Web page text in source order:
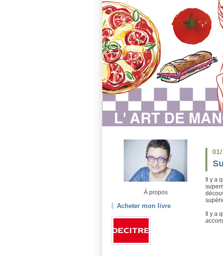
À propos
Acheter mon livre
Il y a
Il y a